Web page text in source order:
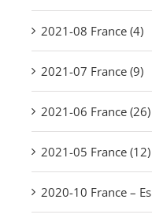
2021-08 France (4)
2021-07 France (9)
2021-06 France (26)
2021-05 France (12)
2020-10 France –